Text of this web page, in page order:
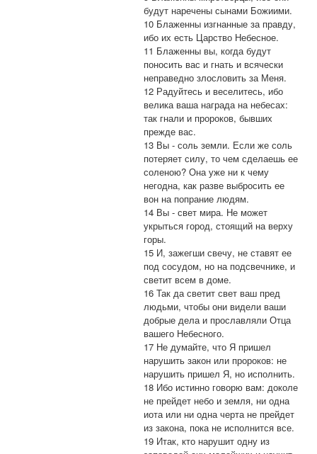
будут наречены сынами Божиими.
10 Блаженны изгнанные за правду,
ибо их есть Царство Небесное.
11 Блаженны вы, когда будут
поносить вас и гнать и всячески
неправедно злословить за Меня.
12 Радуйтесь и веселитесь, ибо
велика ваша награда на небесах:
так гнали и пророков, бывших
прежде вас.
13 Вы - соль земли. Если же соль
потеряет силу, то чем сделаешь ее
соленою? Она уже ни к чему
негодна, как разве выбросить ее
вон на попрание людям.
14 Вы - свет мира. Не может
укрыться город, стоящий на верху
горы.
15 И, зажегши свечу, не ставят ее
под сосудом, но на подсвечнике, и
светит всем в доме.
16 Так да светит свет ваш пред
людьми, чтобы они видели ваши
добрые дела и прославляли Отца
вашего Небесного.
17 Не думайте, что Я пришел
нарушить закон или пророков: не
нарушить пришел Я, но исполнить.
18 Ибо истинно говорю вам: доколе
не прейдет небо и земля, ни одна
иота или ни одна черта не прейдет
из закона, пока не исполнится все.
19 Итак, кто нарушит одну из